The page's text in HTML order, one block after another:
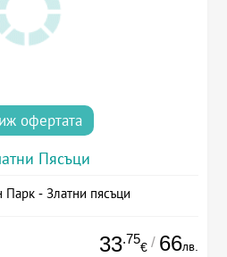
офертата
Пясъци
Парк - Златни пясъци
33.75
€ / 66лв.